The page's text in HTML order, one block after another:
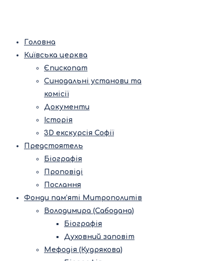
Головна
Київська церква
Єпископат
Синодальні установи та
комісії
Документи
Історія
3D екскурсія Софії
Предстоятель
Біографія
Проповіді
Послання
Фонди пам’яті Митрополитів
Володимира (Сабодана)
Біографія
Духовний заповіт
Мефодія (Кудрякова)